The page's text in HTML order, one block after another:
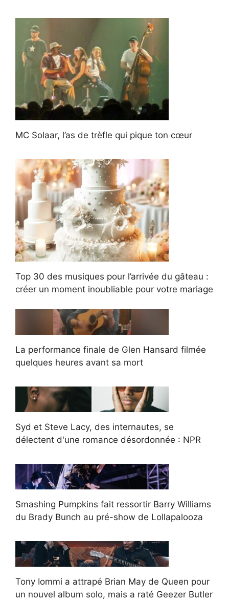
MC Solaar, l’as de trèfle qui pique ton cœur
Top 30 des musiques pour l’arrivée du gâteau :
créer un moment inoubliable pour votre mariage
La performance finale de Glen Hansard filmée
quelques heures avant sa mort
Syd et Steve Lacy, des internautes, se
délectent d'une romance désordonnée : NPR
Smashing Pumpkins fait ressortir Barry Williams
du Brady Bunch au pré-show de Lollapalooza
Tony Iommi a attrapé Brian May de Queen pour
un nouvel album solo, mais a raté Geezer Butler